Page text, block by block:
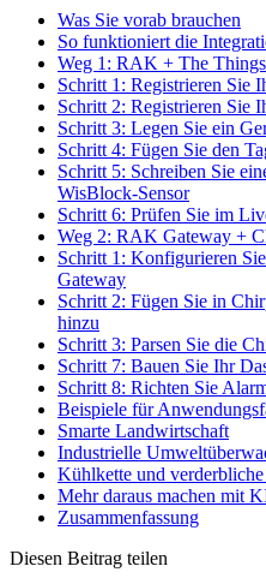
Was Sie vorab brauchen
So funktioniert die
Weg 1: RAK + The
Schritt 1: Registrieren Sie
Schritt 2: Registrieren Sie
Schritt 3: Legen Sie ein
Schritt 4: Fügen Sie den
Schritt 5: Schreiben Sie
WisBlock-Sensor
Schritt 6: Prüfen Sie im
Weg 2: RAK Gateway +
Schritt 1: Konfigurieren
Gateway
Schritt 2: Fügen Sie in
hinzu
Schritt 3: Parsen Sie die
Schritt 7: Bauen Sie Ihr
Schritt 8: Richten Sie
Beispiele für
Smarte Landwirtschaft
Industrielle
Kühlkette und verderbliche
Mehr daraus machen mit
Zusammenfassung
Diesen Beitrag teilen